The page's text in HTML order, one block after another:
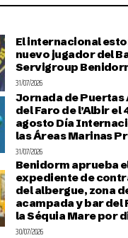
El internacional
nuevo jugador del
Servigroup
31/07/2026
Jornada de Puertas
del Faro de l’Albir el
agosto Día
las Áreas Marinas
31/07/2026
Benidorm aprueba
expediente de
del albergue, zona
acampada y bar del
la Séquia Mare por
30/07/2026